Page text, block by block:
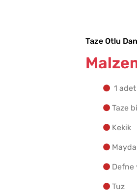
Taze Otlu
1
Taze
Kekik
Defne
Tuz